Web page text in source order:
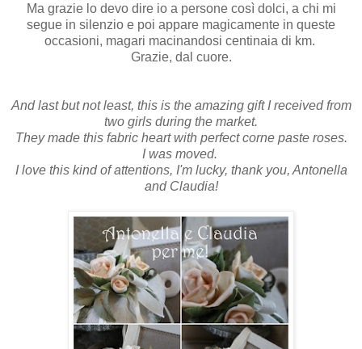
Ma grazie lo devo dire io a persone così dolci, a chi mi
segue in silenzio e poi appare magicamente in queste
occasioni, magari macinandosi centinaia di km.
Grazie, dal cuore.
And last but not least, this is the amazing gift I received from
two girls during the market.
They made this fabric heart with perfect corne paste roses.
I was moved.
I love this kind of attentions, I'm lucky, thank you, Antonella
and Claudia!